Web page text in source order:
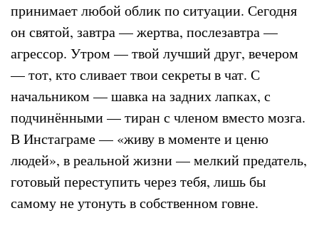
принимает любой облик по ситуации. Сегодня
он святой, завтра — жертва, послезавтра —
агрессор. Утром — твой лучший друг, вечером
— тот, кто сливает твои секреты в чат. С
начальником — шавка на задних лапках, с
подчинёнными — тиран с членом вместо мозга.
В Инстаграме — «живу в моменте и ценю
людей», в реальной жизни — мелкий предатель,
готовый переступить через тебя, лишь бы
самому не утонуть в собственном говне.